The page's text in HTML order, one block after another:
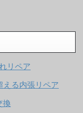
リペア
える内張リペア
換